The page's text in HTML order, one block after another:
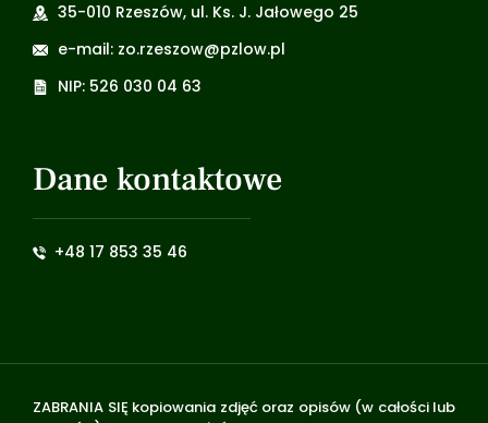
35-010 Rzeszów, ul. Ks. J. Jałowego 25
e-mail: zo.rzeszow@pzlow.pl
NIP: 526 030 04 63
Dane kontaktowe
+48 17 853 35 46
ZABRANIA SIĘ kopiowania zdjęć oraz opisów (w całości lub